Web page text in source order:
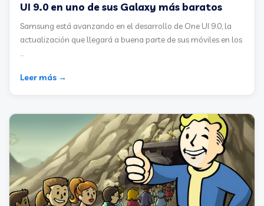
UI 9.0 en uno de sus Galaxy más baratos
Samsung está avanzando en el desarrollo de One UI 9.0, la
actualización que llegará a buena parte de sus móviles en los
...
Leer más →